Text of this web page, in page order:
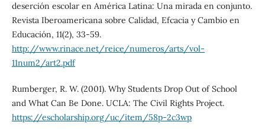
deserción escolar en América Latina: Una mirada en conjunto.
Revista Iberoamericana sobre Calidad, Efcacia y Cambio en
Educación, 11(2), 33-59.
http://www.rinace.net/reice/numeros/arts/vol-
11num2/art2.pdf
Rumberger, R. W. (2001). Why Students Drop Out of School
and What Can Be Done. UCLA: The Civil Rights Project.
https://escholarship.org/uc/item/58p-2c3wp